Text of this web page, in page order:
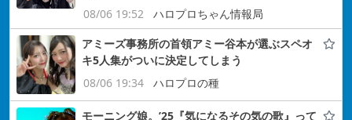
08/06 19:52
ハロプロちゃん情報局
アミーズ事務所の首領アミー谷本が選ぶスペオ
キ5人集がついに決定してしまう
08/06 19:34
ハロプロの種
モーニング娘。’25『気になるその気の歌』って